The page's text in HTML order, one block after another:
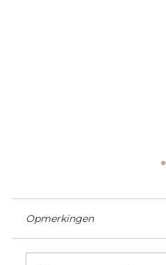
Opmerkingen